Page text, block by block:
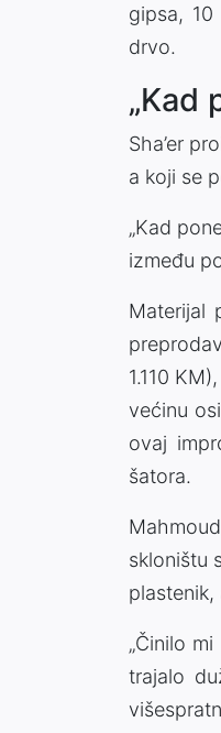
gipsa,
drvo.
„Kad
Sha’er
a koji se
„Kad
između
Materijal
1.110
većinu
ovaj
šatora.
skloništu
„Činilo
trajalo